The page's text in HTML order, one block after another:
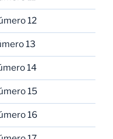
12
13
14
15
16